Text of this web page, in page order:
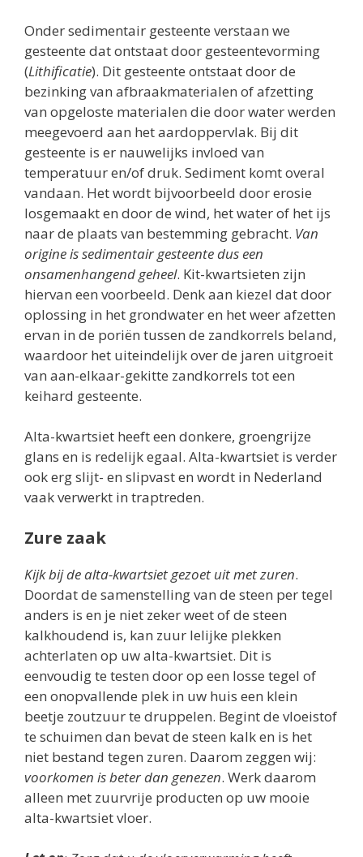
Onder sedimentair gesteente verstaan we
gesteente dat ontstaat door gesteentevorming
(Lithificatie). Dit gesteente ontstaat door de
bezinking van afbraakmaterialen of afzetting
van opgeloste materialen die door water werden
meegevoerd aan het aardoppervlak. Bij dit
gesteente is er nauwelijks invloed van
temperatuur en/of druk. Sediment komt overal
vandaan. Het wordt bijvoorbeeld door erosie
losgemaakt en door de wind, het water of het ijs
naar de plaats van bestemming gebracht. Van
origine is sedimentair gesteente dus een
onsamenhangend geheel. Kit-kwartsieten zijn
hiervan een voorbeeld. Denk aan kiezel dat door
oplossing in het grondwater en het weer afzetten
ervan in de poriën tussen de zandkorrels beland,
waardoor het uiteindelijk over de jaren uitgroeit
van aan-elkaar-gekitte zandkorrels tot een
keihard gesteente.
Alta-kwartsiet heeft een donkere, groengrijze
glans en is redelijk egaal. Alta-kwartsiet is verder
ook erg slijt- en slipvast en wordt in Nederland
vaak verwerkt in traptreden.
Zure zaak
Kijk bij de alta-kwartsiet gezoet uit met zuren.
Doordat de samenstelling van de steen per tegel
anders is en je niet zeker weet of de steen
kalkhoudend is, kan zuur lelijke plekken
achterlaten op uw alta-kwartsiet. Dit is
eenvoudig te testen door op een losse tegel of
een onopvallende plek in uw huis een klein
beetje zoutzuur te druppelen. Begint de vloeistof
te schuimen dan bevat de steen kalk en is het
niet bestand tegen zuren. Daarom zeggen wij:
voorkomen is beter dan genezen. Werk daarom
alleen met zuurvrije producten op uw mooie
alta-kwartsiet vloer.